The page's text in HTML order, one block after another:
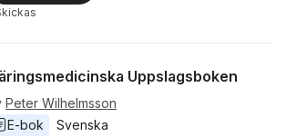
Uppslagsboken
Peter Wilhelmsson
E-bok
Svenska